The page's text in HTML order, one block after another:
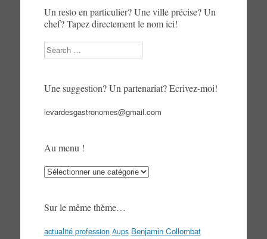
Un resto en particulier? Une ville précise? Un
chef? Tapez directement le nom ici!
Search
Une suggestion? Un partenariat? Ecrivez-moi!
levardesgastronomes@gmail.com
Au menu !
Au
Sur le même thème…
actualité profession Aups Benjamin Collombat